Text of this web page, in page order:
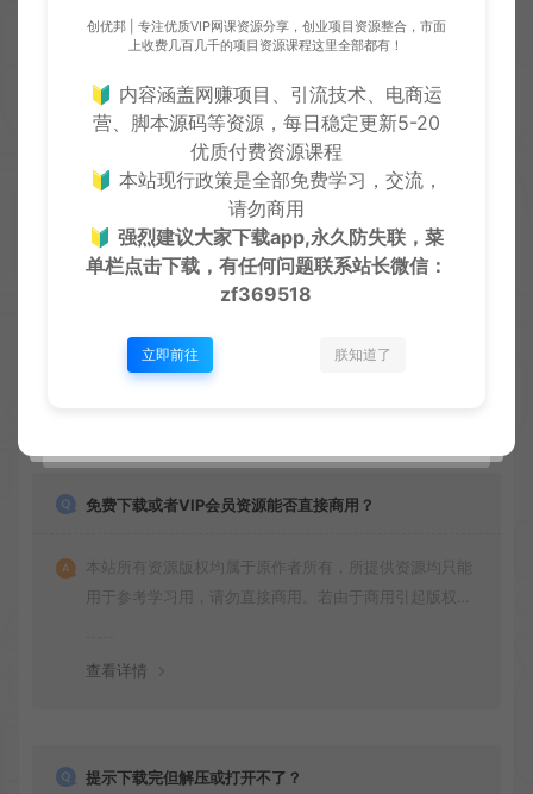
创优 创优邦，12年风雨同舟，欢迎您一起缔造！
上一篇：
下一篇：
免费下载或者VIP会员资源能否直接商用？
本站所有资源版权均属于原作者所有，所提供资源均只能
用于参考学习用，请勿直接商用。若由于商用引起版权纠
查看详情
提示下载完但解压或打开不了？
创优邦 | 专注优质VIP网课资源分享，创业项目资源整合，市面
上收费几百几千的项目资源课程这里全部都有！
🔰 内容涵盖网赚项目、引流技术、电商运
营、脚本源码等资源，每日稳定更新5-20
优质付费资源课程
🔰 本站现行政策是全部免费学习，交流，
请勿商用
🔰强烈建议大家下载app,永久防失联，菜
单栏点击下载，有任何问题联系站长微信：
zf369518
立即前往 朕知道了